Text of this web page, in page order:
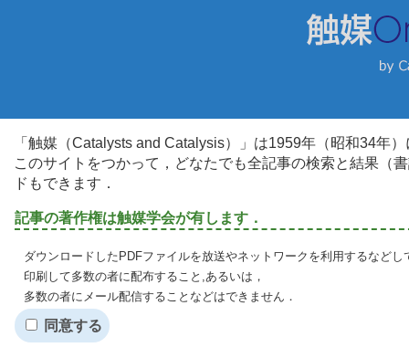
「触媒（Catalysts and Catalysis）」は1959年（昭和34年
このサイトをつかって，どなたでも全記事の検索と結果（
ドもできます．
記事の著作権は触媒学会が有します．
ダウンロードしたPDFファイルを放送やネットワークを利用するなど
印刷して多数の者に配布すること,あるいは，
多数の者にメール配信することなどはできません．
同意する